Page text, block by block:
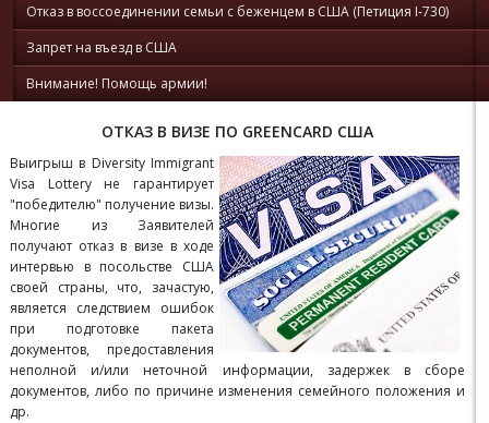
Отказ в воссоединении семьи с беженцем в США (Петиция I-730)
Запрет на въезд в США
Внимание! Помощь армии!
ОТКАЗ В ВИЗЕ ПО GREENCARD США
Выигрыш в Diversity Immigrant
Visa Lottery не гарантирует
"победителю" получение визы.
Многие из Заявителей
получают отказ в визе в ходе
интервью в посольстве США
своей страны, что, зачастую,
является следствием ошибок
при подготовке пакета
документов, предоставления
неполной и/или неточной информации, задержек в сборе
документов, либо по причине изменения семейного положения и
др.